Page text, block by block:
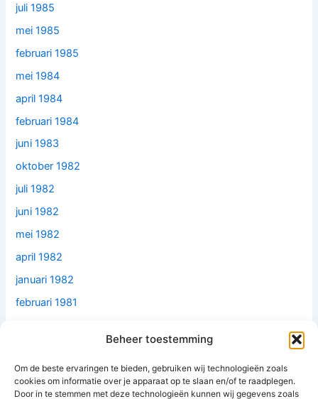
Beheer toestemming
Om de beste ervaringen te bieden, gebruiken wij technologieën zoals
cookies om informatie over je apparaat op te slaan en/of te raadplegen.
Door in te stemmen met deze technologieën kunnen wij gegevens zoals
juli 1985
mei 1985
februari 1985
mei 1984
april 1984
februari 1984
juni 1983
oktober 1982
juli 1982
juni 1982
mei 1982
april 1982
januari 1982
februari 1981
mei 1977
februari 1977